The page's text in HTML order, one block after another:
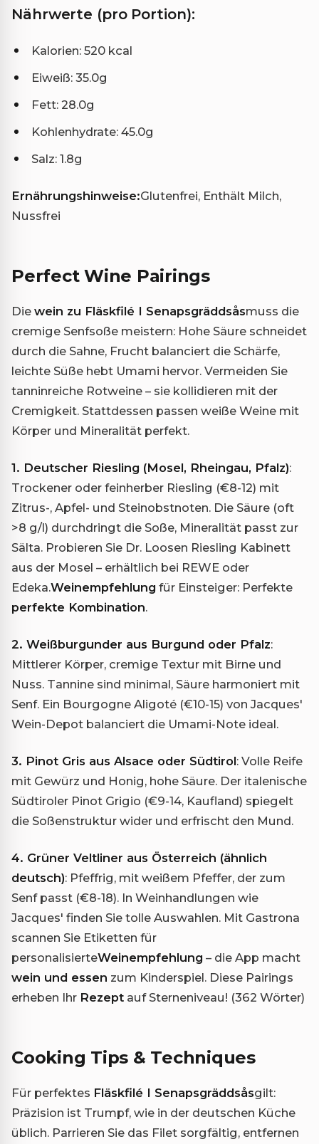
Nährwerte (pro Portion):
Kalorien: 520 kcal
Eiweiß: 35.0g
Fett: 28.0g
Kohlenhydrate: 45.0g
Salz: 1.8g
Ernährungshinweise:Glutenfrei, Enthält Milch,
Nussfrei
Perfect Wine Pairings
Die wein zu Fläskfilé I Senapsgräddsåsmuss die
cremige Senfsoße meistern: Hohe Säure schneidet
durch die Sahne, Frucht balanciert die Schärfe,
leichte Süße hebt Umami hervor. Vermeiden Sie
tanninreiche Rotweine – sie kollidieren mit der
Cremigkeit. Stattdessen passen weiße Weine mit
Körper und Mineralität perfekt.
1. Deutscher Riesling (Mosel, Rheingau, Pfalz):
Trockener oder feinherber Riesling (€8-12) mit
Zitrus-, Apfel- und Steinobstnoten. Die Säure (oft
>8 g/l) durchdringt die Soße, Mineralität passt zur
Sälta. Probieren Sie Dr. Loosen Riesling Kabinett
aus der Mosel – erhältlich bei REWE oder
Edeka.Weinempfehlung für Einsteiger: Perfekte
perfekte Kombination.
2. Weißburgunder aus Burgund oder Pfalz:
Mittlerer Körper, cremige Textur mit Birne und
Nuss. Tannine sind minimal, Säure harmoniert mit
Senf. Ein Bourgogne Aligoté (€10-15) von Jacques'
Wein-Depot balanciert die Umami-Note ideal.
3. Pinot Gris aus Alsace oder Südtirol: Volle Reife
mit Gewürz und Honig, hohe Säure. Der italenische
Südtiroler Pinot Grigio (€9-14, Kaufland) spiegelt
die Soßenstruktur wider und erfrischt den Mund.
4. Grüner Veltliner aus Österreich (ähnlich
deutsch): Pfeffrig, mit weißem Pfeffer, der zum
Senf passt (€8-18). In Weinhandlungen wie
Jacques' finden Sie tolle Auswahlen. Mit Gastrona
scannen Sie Etiketten für
personalisierteWeinempfehlung – die App macht
wein und essen zum Kinderspiel. Diese Pairings
erheben Ihr Rezept auf Sterneniveau! (362 Wörter)
Cooking Tips & Techniques
Für perfektes Fläskfilé I Senapsgräddsåsgilt:
Präzision ist Trumpf, wie in der deutschen Küche
üblich. Parrieren Sie das Filet sorgfältig, entfernen